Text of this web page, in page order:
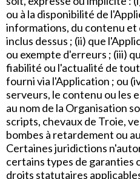
ou à la disponibilité de
informations, du contenu
inclus dessus ; (ii) que
ou exempte d'erreurs ; (iii)
fiabilité ou l'actualité de
fourni via l'Application ; ou
serveurs, le contenu ou les
au nom de la Organisation
scripts, chevaux de Troie,
bombes à retardement ou
Certaines juridictions
certains types de garanties
droits statutaires